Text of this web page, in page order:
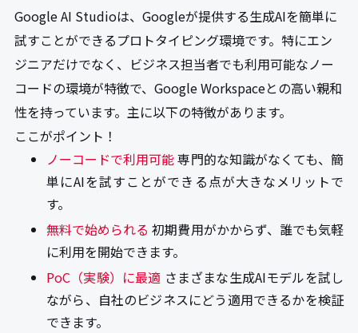
Google AI Studioは、Googleが提供する生成AIを簡単に
試すことができるプロトタイピング環境です。特にエン
ジニアだけでなく、ビジネス担当者でも利用可能なノー
コードの環境が特徴で、Google Workspaceとの高い親和
性を持っています。主に以下の特徴があります。
ここがポイント！
ノーコードで利用可能専門的な知識がなくても、簡
単にAIを試すことができる点が大きなメリットで
す。
無料で始められる 初期費用がかからず、誰でも気軽
に利用を開始できます。
PoC（実験）に最適 さまざまな生成AIモデルを試し
ながら、自社のビジネスにどう適用できるかを検証
できます。